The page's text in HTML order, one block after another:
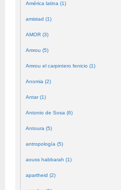
América latina (1)
amistad (1)
AMOR (3)
Amrou (5)
Amrou el carpintero fenicio (1)
Anomia (2)
Antar (1)
Antonio de Sosa (6)
Antoura (5)
antropología (5)
aouss habbarah (1)
apartheid (2)